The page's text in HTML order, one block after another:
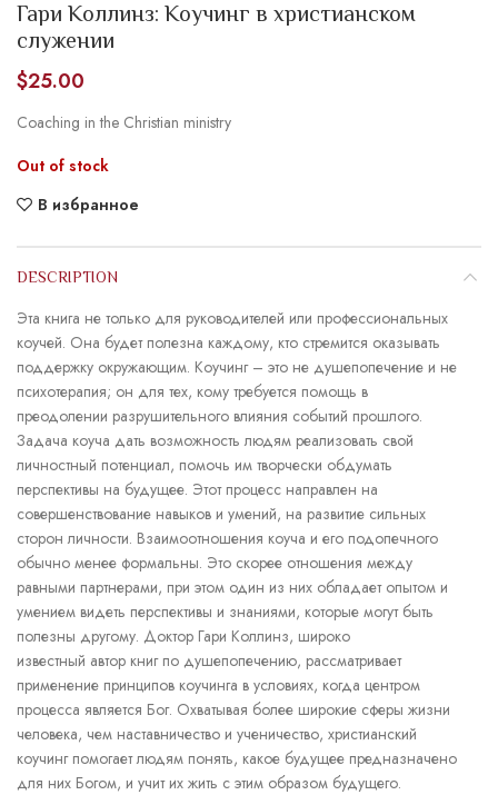
Гари Коллинз: Коучинг в христианском
служении
$25.00
Coaching in the Christian ministry
Out of stock
В избранное
DESCRIPTION
Эта книга не только для руководителей или профессиональных
коучей. Она будет полезна каждому, кто стремится оказывать
поддержку окружающим. Коучинг – это не душепопечение и не
психотерапия; он для тех, кому требуется помощь в
преодолении разрушительного влияния событий прошлого.
Задача коуча дать возможность людям реализовать свой
личностный потенциал, помочь им творчески обдумать
перспективы на будущее. Этот процесс направлен на
совершенствование навыков и умений, на развитие сильных
сторон личности. Взаимоотношения коуча и его подопечного
обычно менее формальны. Это скорее отношения между
равными партнерами, при этом один из них обладает опытом и
умением видеть перспективы и знаниями, которые могут быть
полезны другому. Доктор Гари Коллинз, широко
известный автор книг по душепопечению, рассматривает
применение принципов коучинга в условиях, когда центром
процесса является Бог. Охватывая более широкие сферы жизни
человека, чем наставничество и ученичество, христианский
коучинг помогает людям понять, какое будущее предназначено
для них Богом, и учит их жить с этим образом будущего.